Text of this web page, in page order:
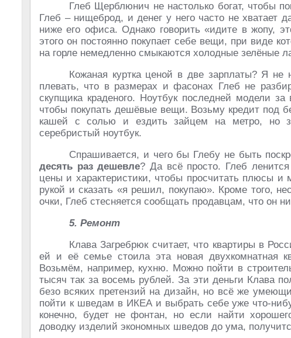
Глеб Щерблюнич не настолько богат, чтобы
Глеб – нищеброд, и денег у него часто не хватает
ниже его офиса. Однако говорить «идите в жопу,
этого он постоянно покупает себе вещи, при виде
на горле немедленно смыкаются холодные зелёные
Кожаная куртка ценой в две зарплаты? Я не
плевать, что в размерах и фасонах Глеб не
скупщика краденого. Ноутбук последней модели
чтобы покупать дешёвые вещи. Возьму кредит под
кашей с солью и ездить зайцем на метро, но
серебристый ноутбук.
Спрашивается, и чего бы Глебу не быть
десять раз дешевле? Да всё просто. Глеб
цены и характеристики, чтобы просчитать плюсы и
рукой и сказать «я решил, покупаю». Кроме того,
очки, Глеб стесняется сообщать продавцам, что он
5. Ремонт
Клава Загребрюк считает, что квартиры в
ей и её семье стоила эта новая двухкомнатная
Возьмём, например, кухню. Можно пойти в
тысяч так за восемь рублей. За эти деньги Клава
безо всяких претензий на дизайн, но всё же
пойти к шведам в ИКЕА и выбрать себе уже что-
конечно, будет не фонтан, но если найти
доводку изделий экономных шведов до ума,